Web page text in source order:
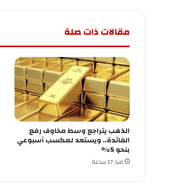
مقالات ذات صلة
الذهب يتراجع وسط مخاوف رفع
الفائدة.. ويستعد لمكسب أسبوعي
بنحو 5%
منذ 17 ساعة